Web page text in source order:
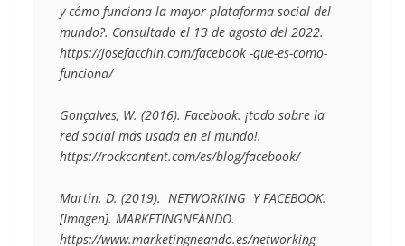
y cómo funciona la mayor plataforma social del
mundo?. Consultado el 13 de agosto del 2022.
https://josefacchin.com/facebook -que-es-como-
funciona/
Gonçalves, W. (2016). Facebook: ¡todo sobre la
red social más usada en el mundo!.
https://rockcontent.com/es/blog/facebook/
Martin. D. (2019).  NETWORKING  Y FACEBOOK.
[Imagen]. MARKETINGNEANDO.
https://www.marketingneando.es/networking-